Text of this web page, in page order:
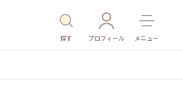
探す プロフィール メニュー